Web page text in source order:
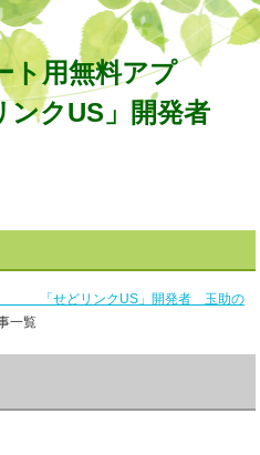
ト用無料アプ
US」開発者
「せどリンクUS」開発者 玉助の
一覧